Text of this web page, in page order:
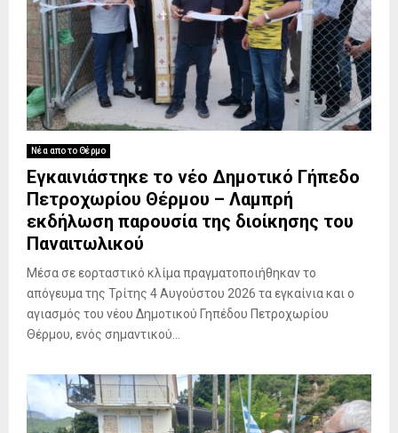
Νέα απο το Θέρμο
Εγκαινιάστηκε το νέο Δημοτικό Γήπεδο
Πετροχωρίου Θέρμου – Λαμπρή
εκδήλωση παρουσία της διοίκησης του
Παναιτωλικού
Μέσα σε εορταστικό κλίμα πραγματοποιήθηκαν το
απόγευμα της Τρίτης 4 Αυγούστου 2026 τα εγκαίνια και ο
αγιασμός του νέου Δημοτικού Γηπέδου Πετροχωρίου
Θέρμου, ενός σημαντικού...